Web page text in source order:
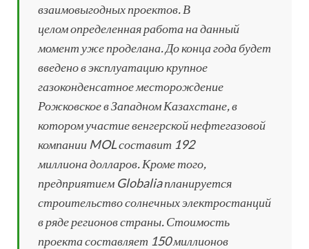
взаимовыгодных проектов. В
целом определенная работа на данный
момент уже проделана. До конца года будет
введено в эксплуатацию крупное
газоконденсатное месторождение
Рожковское в Западном Казахстане, в
котором участие венгерской нефтегазовой
компании MOL составит 192
миллиона долларов. Кроме того,
предприятием Globalia планируется
строительство солнечных электростанций
в ряде регионов страны. Стоимость
проекта составляет 150 миллионов